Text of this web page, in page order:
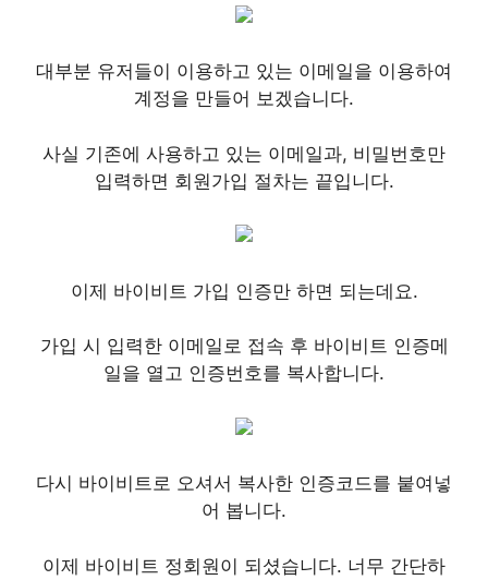
대부분 유저들이 이용하고 있는 이메일을 이용하여
계정을 만들어 보겠습니다.
사실 기존에 사용하고 있는 이메일과, 비밀번호만
입력하면 회원가입 절차는 끝입니다.
이제 바이비트 가입 인증만 하면 되는데요.
가입 시 입력한 이메일로 접속 후 바이비트 인증메
일을 열고 인증번호를 복사합니다.
다시 바이비트로 오셔서 복사한 인증코드를 붙여넣
어 봅니다.
이제 바이비트 정회원이 되셨습니다. 너무 간단하